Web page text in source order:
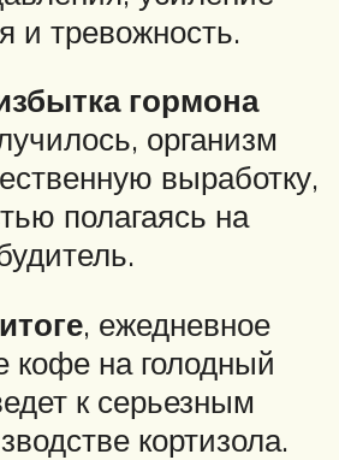
и тревожность.
гормона
организм
выработку,
полагаясь на
, ежедневное
кофе на голодный
к серьезным
кортизола.